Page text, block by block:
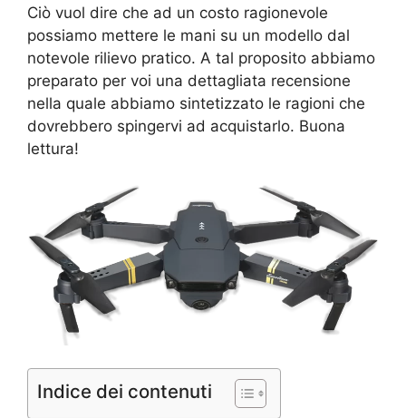
Ciò vuol dire che ad un costo ragionevole
possiamo mettere le mani su un modello dal
notevole rilievo pratico. A tal proposito abbiamo
preparato per voi una dettagliata recensione
nella quale abbiamo sintetizzato le ragioni che
dovrebbero spingervi ad acquistarlo. Buona
lettura!
Indice dei contenuti